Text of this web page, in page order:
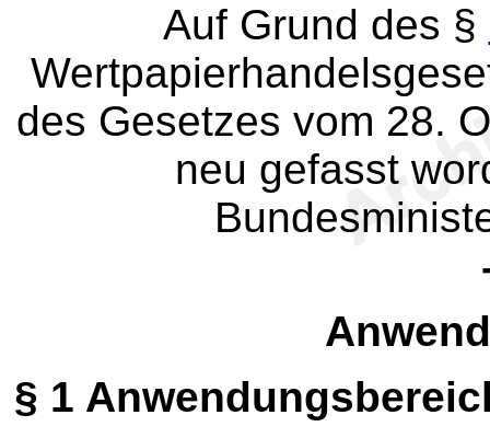
Auf Grund des §
des Gesetzes vom 28.
neu gefasst
§ 1